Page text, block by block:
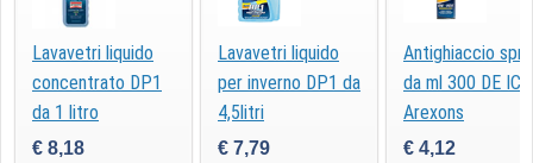
Lavavetri liquido
concentrato DP1
da 1 litro
€ 8,18
Lavavetri liquido
per inverno DP1 da
4,5litri
€ 7,79
Antighiaccio
da ml 300 DE ICE
Arexons
€ 4,12